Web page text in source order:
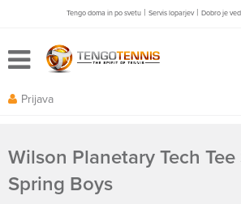
Tengo doma in po svetu | Servis loparjev | Dobro je
Prijava
Wilson Planetary Tech
Spring Boys